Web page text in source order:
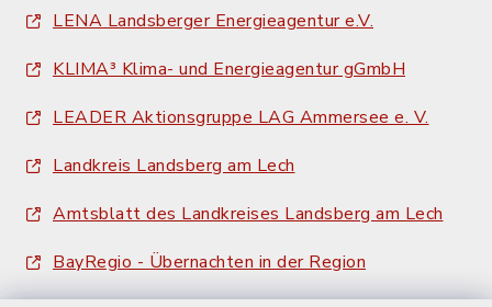
LENA Landsberger Energieagentur e.V.
KLIMA³ Klima- und Energieagentur gGmbH
LEADER Aktionsgruppe LAG Ammersee e. V.
Landkreis Landsberg am Lech
Amtsblatt des Landkreises Landsberg am Lech
BayRegio - Übernachten in der Region